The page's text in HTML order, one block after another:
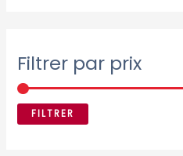
Filtrer par prix
FILTRER